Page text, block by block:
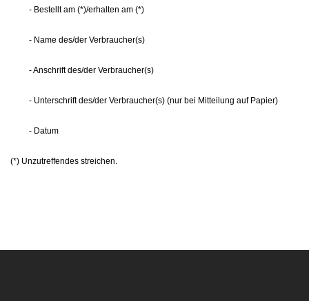
- Bestellt am (*)/erhalten am (*)
- Name des/der Verbraucher(s)
- Anschrift des/der Verbraucher(s)
- Unterschrift des/der Verbraucher(s) (nur bei Mitteilung auf Papier)
- Datum
(*) Unzutreffendes streichen.